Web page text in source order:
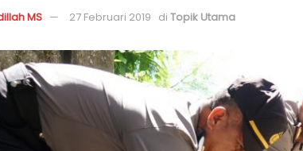
MS 27 Februari 2019 di Topik Utama